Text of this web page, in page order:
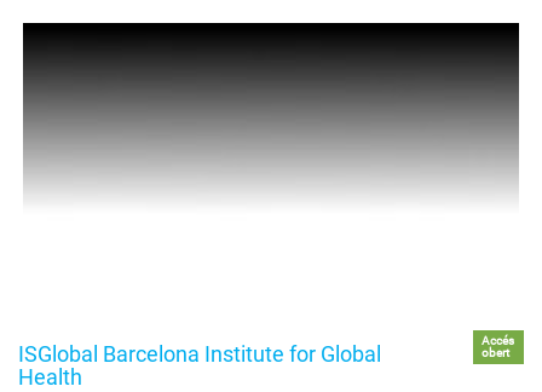
ISGlobal Barcelona Institute for Global
Health
Accés
obert